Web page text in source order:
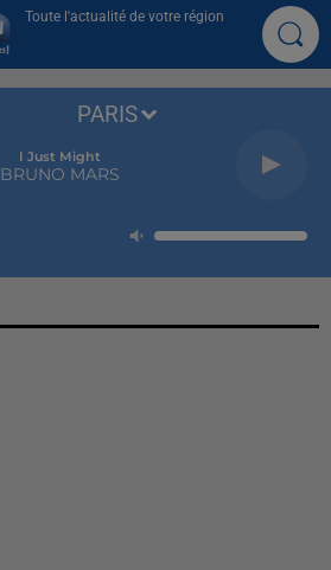
Toute l'actualité de votre région
I Just Might
BRUNO MARS
PARIS